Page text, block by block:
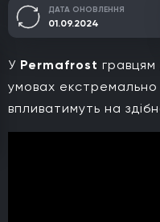
ДАТА ОНОВЛЕННЯ
01.09.2024
У Permafrost
умовах екстремально
впливатимуть на